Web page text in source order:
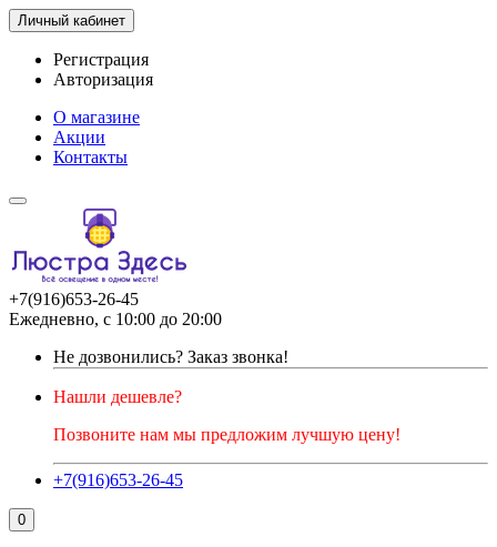
Личный кабинет
Регистрация
Авторизация
О магазине
Акции
Контакты
+7(916)653-26-45
Ежедневно, с 10:00 до 20:00
Не дозвонились? Заказ звонка!
Нашли дешевле?
Позвоните нам мы предложим лучшую цену!
+7(916)653-26-45
0